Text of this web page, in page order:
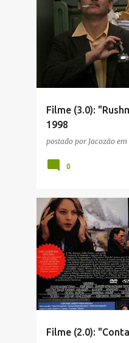
Filme (3.0):
1998
postado por Jacozão em
0
Filme (2.0):